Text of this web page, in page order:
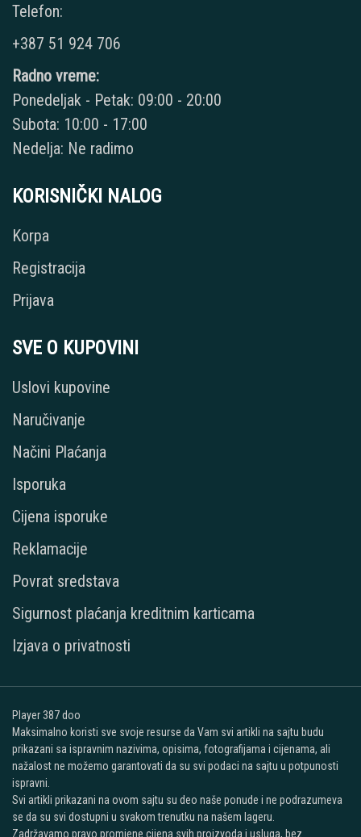
Telefon:
+387 51 924 706
Radno vreme:
Ponedeljak - Petak: 09:00 - 20:00
Subota: 10:00 - 17:00
Nedelja: Ne radimo
KORISNIČKI NALOG
Korpa
Registracija
Prijava
SVE O KUPOVINI
Uslovi kupovine
Naručivanje
Načini Plaćanja
Isporuka
Cijena isporuke
Reklamacije
Povrat sredstava
Sigurnost plaćanja kreditnim karticama
Izjava o privatnosti
Player 387 doo
Maksimalno koristi sve svoje resurse da Vam svi artikli na sajtu budu
prikazani sa ispravnim nazivima, opisima, fotografijama i cijenama, ali
nažalost ne možemo garantovati da su svi podaci na sajtu u potpunosti
ispravni.
Svi artikli prikazani na ovom sajtu su deo naše ponude i ne podrazumeva
se da su svi dostupni u svakom trenutku na našem lageru.
Zadržavamo pravo promjene cijena svih proizvoda i usluga, bez